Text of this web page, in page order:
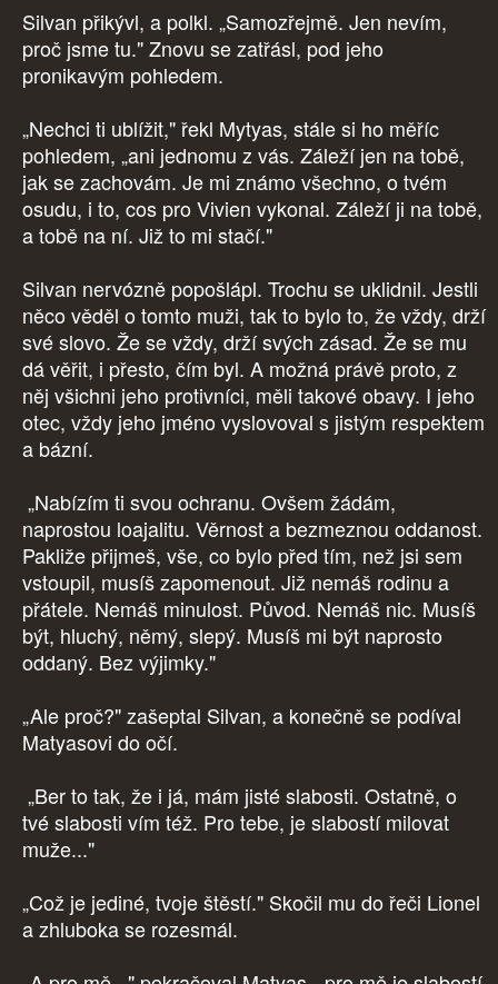
Silvan přikývl, a polkl. „Samozřejmě. Jen nevím,
proč jsme tu." Znovu se zatřásl, pod jeho
pronikavým pohledem.
„Nechci ti ublížit," řekl Mytyas, stále si ho měříc
pohledem, „ani jednomu z vás. Záleží jen na tobě,
jak se zachovám. Je mi známo všechno, o tvém
osudu, i to, cos pro Vivien vykonal. Záleží ji na tobě,
a tobě na ní. Již to mi stačí."
Silvan nervózně popošlápl. Trochu se uklidnil. Jestli
něco věděl o tomto muži, tak to bylo to, že vždy, drží
své slovo. Že se vždy, drží svých zásad. Že se mu
dá věřit, i přesto, čím byl. A možná právě proto, z
něj všichni jeho protivníci, měli takové obavy. I jeho
otec, vždy jeho jméno vyslovoval s jistým respektem
a bázní.
„Nabízím ti svou ochranu. Ovšem žádám,
naprostou loajalitu. Věrnost a bezmeznou oddanost.
Pakliže přijmeš, vše, co bylo před tím, než jsi sem
vstoupil, musíš zapomenout. Již nemáš rodinu a
přátele. Nemáš minulost. Původ. Nemáš nic. Musíš
být, hluchý, němý, slepý. Musíš mi být naprosto
oddaný. Bez výjimky."
„Ale proč?" zašeptal Silvan, a konečně se podíval
Matyasovi do očí.
„Ber to tak, že i já, mám jisté slabosti. Ostatně, o
tvé slabosti vím též. Pro tebe, je slabostí milovat
muže..."
„Což je jediné, tvoje štěstí." Skočil mu do řeči Lionel
a zhluboka se rozesmál.